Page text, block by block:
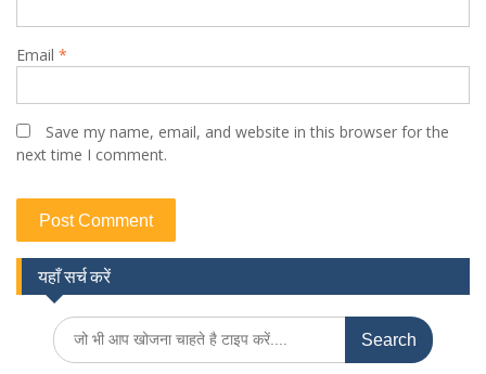
Email *
Save my name, email, and website in this browser for the
next time I comment.
यहाँ सर्च करें
Search
for: